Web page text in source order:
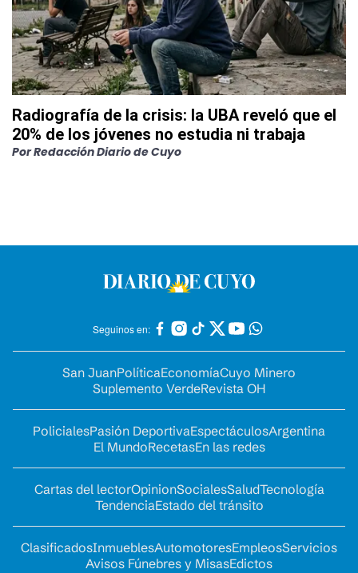
Radiografía de la crisis: la UBA reveló que el
20% de los jóvenes no estudia ni trabaja
PorRedacción Diario de Cuyo
Seguinos en:
San JuanPolíticaEconomíaCuyo Minero
Suplemento VerdeRevista OH
PolicialesPasión DeportivaEspectáculosArgentina
El MundoRecetasEn las redes
Cartas del lectorOpinionSocialesSaludTecnología
TendenciaEstado del tránsito
ClasificadosInmueblesAutomotoresEmpleosServicios
Avisos Fúnebres y MisasEdictos